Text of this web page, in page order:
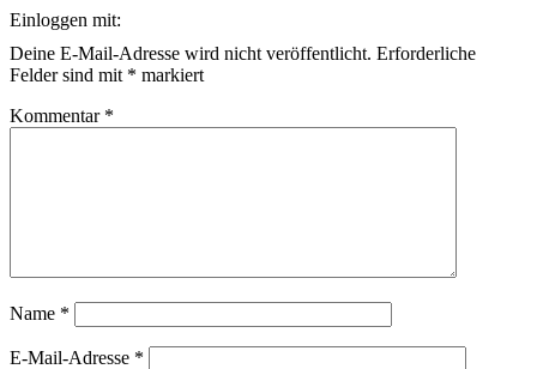
Einloggen mit:
Deine E-Mail-Adresse wird nicht veröffentlicht. Erforderliche
Felder sind mit * markiert
Kommentar *
Name *
E-Mail-Adresse *